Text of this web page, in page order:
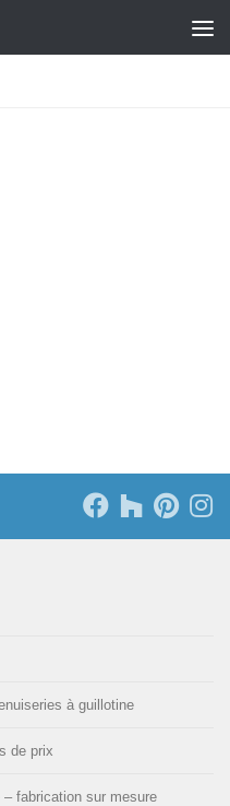
à guillotine
de prix
fabrication sur mesure